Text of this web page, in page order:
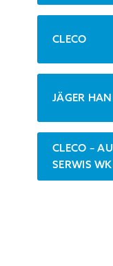
CLECO
JÄGER
CLECO –
SERWIS